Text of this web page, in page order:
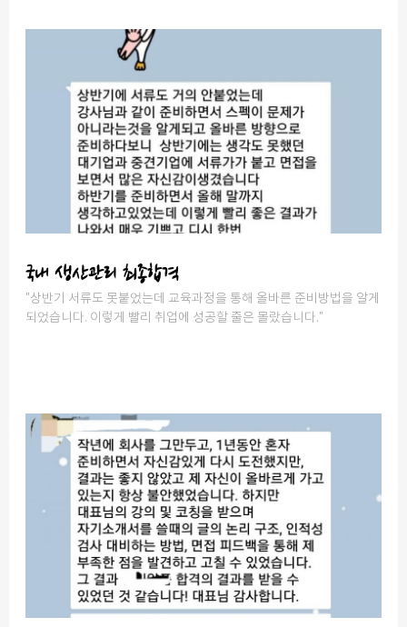
국내 생산관리 최종합격
"상반기 서류도 못붙었는데 교육과정을 통해 올바른 준비방법을 알게
되었습니다. 이렇게 빨리 취업에 성공할 줄은 몰랐습니다."